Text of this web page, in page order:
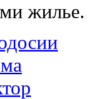
жилье.